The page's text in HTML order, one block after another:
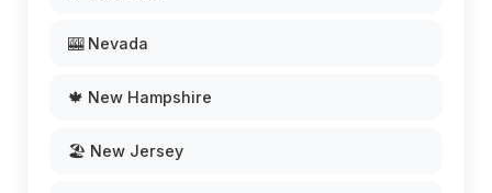
🎰 Nevada
🍁 New Hampshire
🏖️ New Jersey